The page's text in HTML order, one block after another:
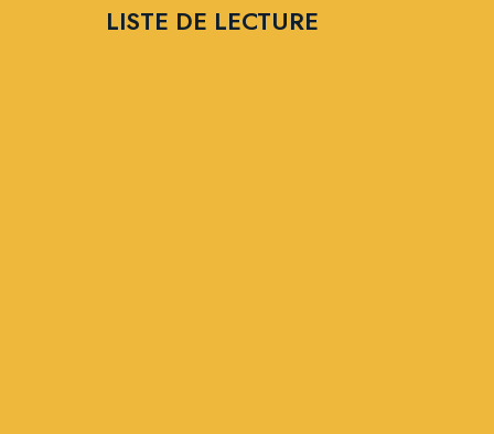
LISTE DE LECTURE